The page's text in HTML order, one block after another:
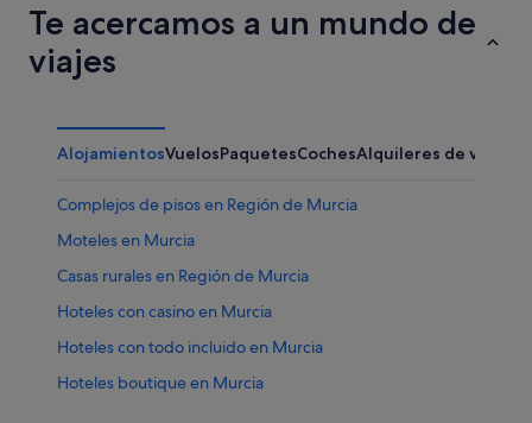
Te acercamos a un mundo de
viajes
AlojamientosVuelosPaquetesCochesAlquileres de
Complejos de pisos en Región de Murcia
Moteles en Murcia
Casas rurales en Región de Murcia
Hoteles con casino en Murcia
Hoteles con todo incluido en Murcia
Hoteles boutique en Murcia